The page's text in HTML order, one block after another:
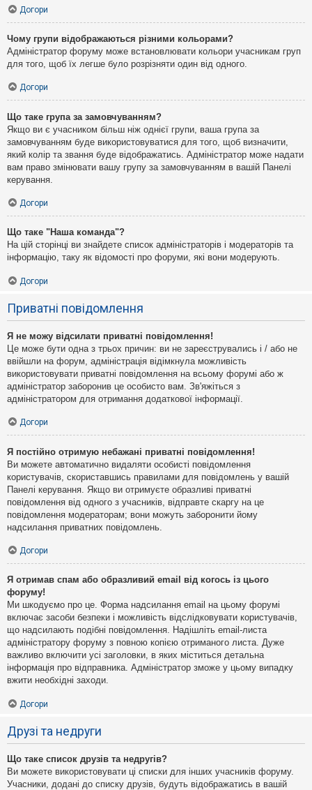
Догори
Чому групи відображаються різними кольорами?
Адміністратор форуму може встановлювати кольори учасникам груп
для того, щоб їх легше було розрізняти один від одного.
Догори
Що таке група за замовчуванням?
Якщо ви є учасником більш ніж однієї групи, ваша група за
замовчуванням буде використовуватися для того, щоб визначити,
який колір та звання буде відображатись. Адміністратор може надати
вам право змінювати вашу групу за замовчуванням в вашій Панелі
керування.
Догори
Що таке "Наша команда"?
На цій сторінці ви знайдете список адміністраторів і модераторів та
інформацію, таку як відомості про форуми, які вони модерують.
Догори
Приватні повідомлення
Я не можу відсилати приватні повідомлення!
Це може бути одна з трьох причин: ви не зареєструвались і / або не
ввійшли на форум, адміністрація відімкнула можливість
використовувати приватні повідомлення на всьому форумі або ж
адміністратор заборонив це особисто вам. Зв'яжіться з
адміністратором для отримання додаткової інформації.
Догори
Я постійно отримую небажані приватні повідомлення!
Ви можете автоматично видаляти особисті повідомлення
користувачів, скориставшись правилами для повідомлень у вашій
Панелі керування. Якщо ви отримуєте образливі приватні
повідомлення від одного з учасників, відправте скаргу на це
повідомлення модераторам; вони можуть заборонити йому
надсилання приватних повідомлень.
Догори
Я отримав спам або образливий email від когось із цього
форуму!
Ми шкодуємо про це. Форма надсилання email на цьому форумі
включає засоби безпеки і можливість відслідковувати користувачів,
що надсилають подібні повідомлення. Надішліть email-листа
адміністратору форуму з повною копією отриманого листа. Дуже
важливо включити усі заголовки, в яких міститься детальна
інформація про відправника. Адміністратор зможе у цьому випадку
вжити необхідні заходи.
Догори
Друзі та недруги
Що таке список друзів та недругів?
Ви можете використовувати ці списки для інших учасників форуму.
Учасники, додані до списку друзів, будуть відображатись в вашій